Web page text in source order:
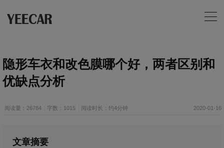
隐形车衣和改色膜哪个好，两者区别和
优缺点分析
阅读量：26784 字数：1015 阅读时长：约4分钟 2020-01-16
文章摘要